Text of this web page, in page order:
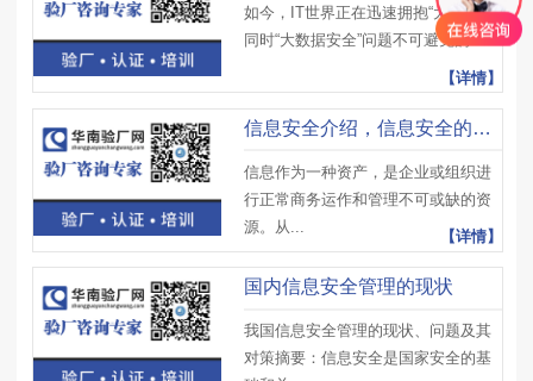
如今，IT世界正在迅速拥抱“大数据”，
同时“大数据安全”问题不可避免的...
【详情】
信息安全介绍，信息安全的特点
信息作为一种资产，是企业或组织进
行正常商务运作和管理不可或缺的资
源。从...
【详情】
国内信息安全管理的现状
我国信息安全管理的现状、问题及其
对策摘要：信息安全是国家安全的基